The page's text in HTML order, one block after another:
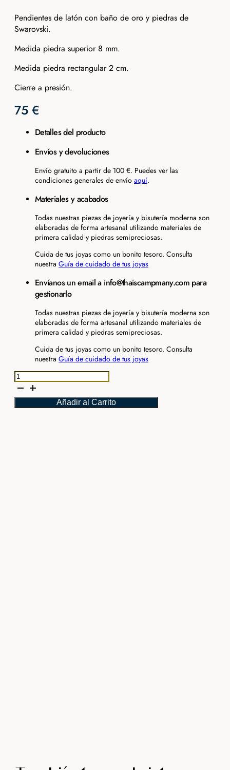
Pendientes de latón con baño de oro y piedras de
Swarovski.
Medida piedra superior 8 mm.
Medida piedra rectangular 2 cm.
Cierre a presión.
75 €
Detalles del producto
Envíos y devoluciones
Envío gratuito a partir de 100 €. Puedes ver las
condiciones generales de envío aquí.
Materiales y acabados
Todas nuestras piezas de joyería y bisutería moderna son
elaboradas de forma artesanal utilizando materiales de
primera calidad y piedras semipreciosas.
Cuida de tus joyas como un bonito tesoro. Consulta
nuestra Guía de cuidado de tus joyas
Envíanos un email a info@thaiscampmany.com para
gestionarlo
Todas nuestras piezas de joyería y bisutería moderna son
elaboradas de forma artesanal utilizando materiales de
primera calidad y piedras semipreciosas.
Cuida de tus joyas como un bonito tesoro. Consulta
nuestra Guía de cuidado de tus joyas
Pendientes
Carat
cantidad
Añadir al Carrito